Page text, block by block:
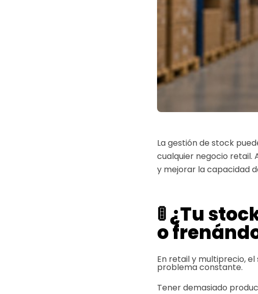
La gestión de stock
cualquier negocio retail.
y mejorar la capacidad
🚦 ¿Tu
o
En retail y multiprecio,
problema constante.
Tener demasiado